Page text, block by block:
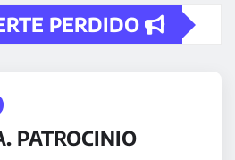
PERDIDO
PATROCINIO